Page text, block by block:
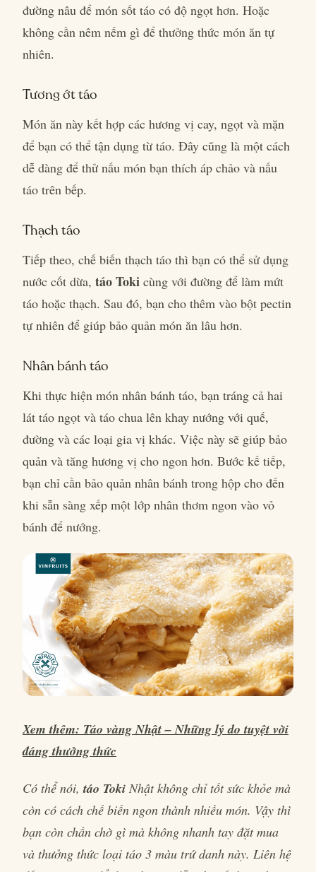
đường nâu để món sốt táo có độ ngọt hơn. Hoặc
không cần nêm nếm gì để thưởng thức món ăn tự
nhiên.
Tương ớt táo
Món ăn này kết hợp các hương vị cay, ngọt và mặn
để bạn có thể tận dụng từ táo. Đây cũng là một cách
dễ dàng để thử nấu món bạn thích áp chảo và nấu
táo trên bếp.
Thạch táo
Tiếp theo, chế biến thạch táo thì bạn có thể sử dụng
nước cốt dừa, táo Toki cùng với đường để làm mứt
táo hoặc thạch. Sau đó, bạn cho thêm vào bột pectin
tự nhiên để giúp bảo quản món ăn lâu hơn.
Nhân bánh táo
Khi thực hiện món nhân bánh táo, bạn tráng cả hai
lát táo ngọt và táo chua lên khay nướng với quế,
đường và các loại gia vị khác. Việc này sẽ giúp bảo
quản và tăng hương vị cho ngon hơn. Bước kế tiếp,
bạn chỉ cần bảo quản nhân bánh trong hộp cho đến
khi sẵn sàng xếp một lớp nhân thơm ngon vào vỏ
bánh để nướng.
Xem thêm: Táo vàng Nhật – Những lý do tuyệt vời
đáng thưởng thức
Có thể nói,táo Toki Nhật không chỉ tốt sức khỏe mà
còn có cách chế biến ngon thành nhiều món. Vậy thì
bạn còn chần chờ gì mà không nhanh tay đặt mua
và thưởng thức loại táo 3 màu trứ danh này. Liên hệ